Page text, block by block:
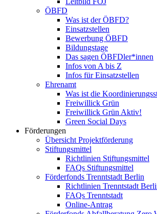
ÖBFD
Was ist der ÖBFD?
Einsatzstellen
Bewerbung ÖBFD
Bildungstage
Das sagen ÖBFDler*innen
Infos von A bis Z
Infos für Einsatzstellen
Ehrenamt
Was ist die
Freiwillick Grün
Freiwillick Grün Aktiv!
Green Social Days
Förderungen
Übersicht Projektförderung
Stiftungsmittel
Richtlinien Stiftungsmittel
FAQs Stiftungsmittel
Förderfonds Trenntstadt Berlin
Richtlinien Trenntstadt
FAQs Trenntstadt
Online-Antrag